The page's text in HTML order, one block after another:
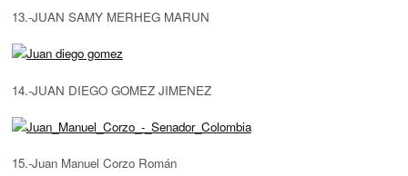
13.-JUAN SAMY MERHEG MARUN
14.-JUAN DIEGO GOMEZ JIMENEZ
15.-Juan Manuel Corzo Román